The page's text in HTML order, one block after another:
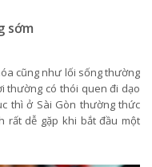
sớm
cũng như lối sống thường
thường có thói quen đi dạo
thì ở Sài Gòn thường thức
rất dễ gặp khi bắt đầu một